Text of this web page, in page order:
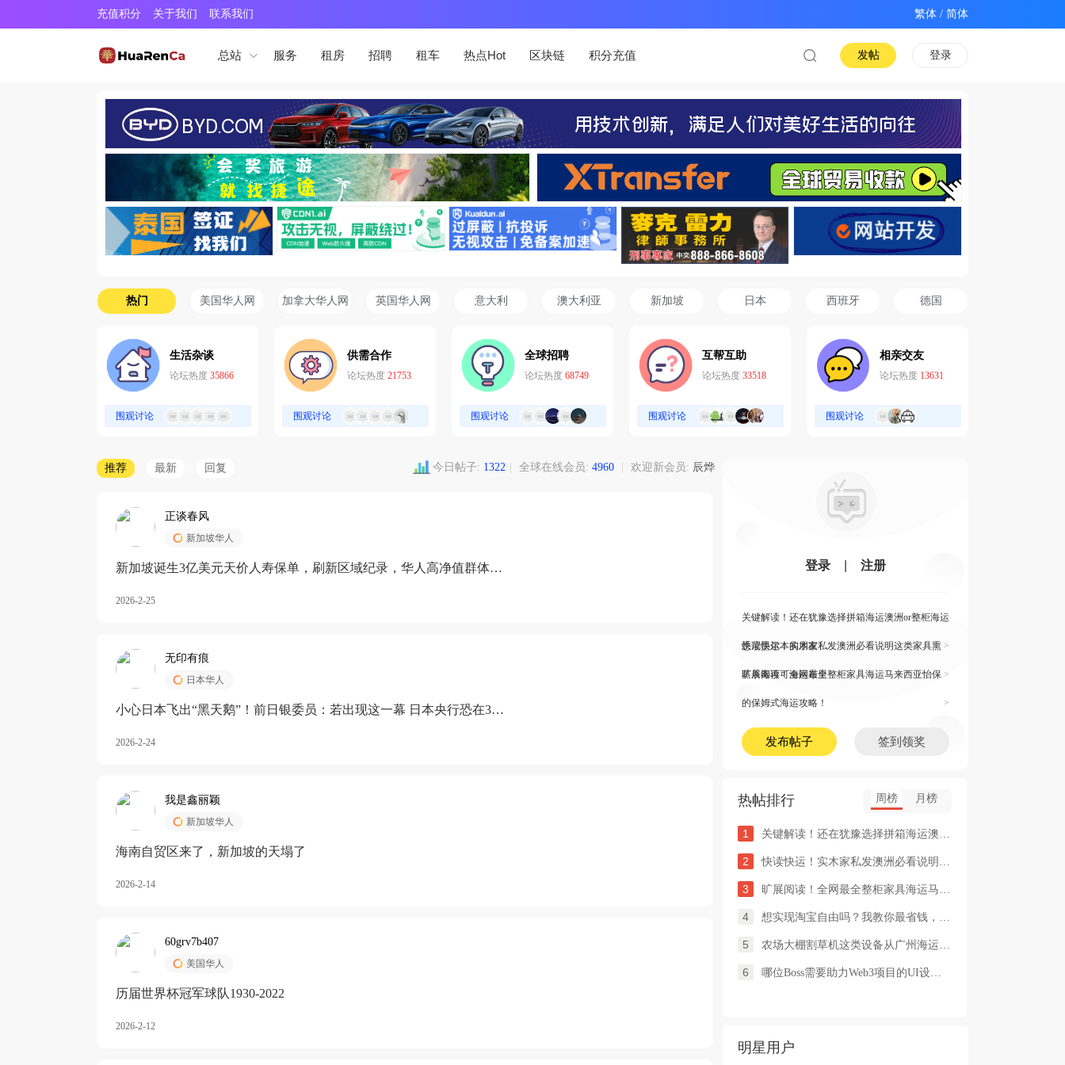
充值积分 关于我们 联系我们 /
总站 服务 租房 招聘 租车 热点Hot 区块链 积分充值 登录
发帖
热门 美国华人网 加拿大华人网 英国华人网 意大利 澳大利亚 新加坡 日本 西班牙 德国
生活杂谈
论坛热度 35866
围观讨论
供需合作
论坛热度 21753
围观讨论
全球招聘
论坛热度 68749
围观讨论
互帮互助
论坛热度 33518
围观讨论
相亲交友
论坛热度 13631
围观讨论
推荐 最新 回复 今日帖子: 1322 全球在线会员: 4960 欢迎新会员: 辰烨
正谈春风
新加坡华人
新加坡诞生3亿美元天价人寿保单，刷新区域纪录，华人高净值群体成
2026-2-25
无印有痕
日本华人
小心日本飞出“黑天鹅”！前日银委员：若出现这一幕 日本央行恐在3月
2026-2-24
我是鑫丽颖
新加坡华人
海南自贸区来了，新加坡的天塌了
2026-2-14
60grv7b407
美国华人
历届世界杯冠军球队1930-2022
2026-2-12
登录 注册
关键解读！还在犹豫选择拼箱海运澳洲or整柜海运
悉尼墨尔本的朋友 >
快读快运！实木家私发澳洲必看说明这类家具熏
蒸杀毒再可海运布里 >
旷展阅读！全网最全整柜家具海运马来西亚怡保
的保姆式海运攻略！ >
发布帖子 签到领奖
热帖排行 周榜 月榜
1 关键解读！还在犹豫选择拼箱海运澳洲or整柜海运悉尼墨尔本的朋友
2 快读快运！实木家私发澳洲必看说明这类家具熏蒸杀毒再可海运布里
3 旷展阅读！全网最全整柜家具海运马来西亚怡保的保姆式海运攻略！
4 想实现淘宝自由吗？我教你最省钱，最方便的方法
5 农场大棚割草机这类设备从广州海运到澳洲堪培拉过海关需要提供什
6 哪位Boss需要助力Web3项目的UI设计，或qian
明星用户